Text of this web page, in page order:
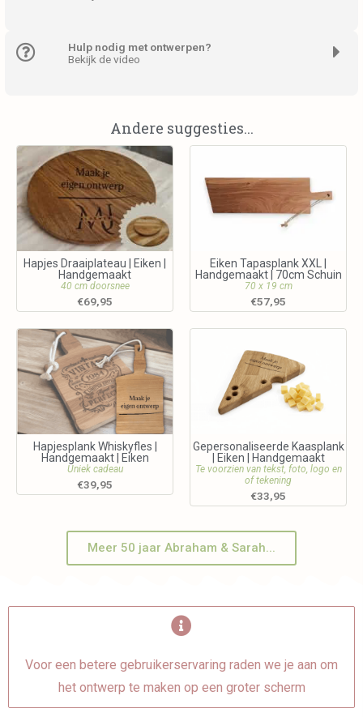
Hulp nodig met ontwerpen?
Bekijk de video
Andere suggesties...
Hapjes Draaiplateau | Eiken |
Handgemaakt
40 cm doorsnee
€69,95
Eiken Tapasplank XXL |
Handgemaakt | 70cm Schuin
70 x 19 cm
€57,95
Hapjesplank Whiskyfles |
Handgemaakt | Eiken
Uniek cadeau
€39,95
Gepersonaliseerde Kaasplank
| Eiken | Handgemaakt
Te voorzien van tekst, foto, logo en
of tekening
€33,95
Meer 50 jaar Abraham & Sarah...
Voor een betere gebruikerservaring raden we je aan om
het ontwerp te maken op een groter scherm